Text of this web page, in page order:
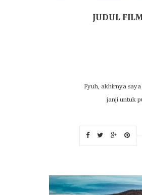
JUDUL
Fyuh, akhirnya
janji untuk